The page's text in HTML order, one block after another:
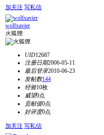
加关注 写私信
wolfxavier
火狐狸
UID12687
注册日期2006-05-11
最后登录2010-06-23
发帖数144
经验10枚
威望0点
贡献值0点
好评度0点
加关注 写私信